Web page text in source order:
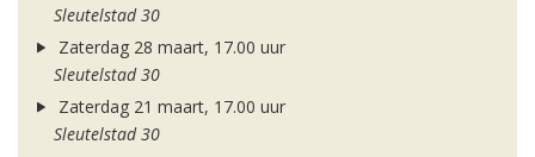
Sleutelstad 30
Zaterdag 28 maart, 17.00 uur
Sleutelstad 30
Zaterdag 21 maart, 17.00 uur
Sleutelstad 30